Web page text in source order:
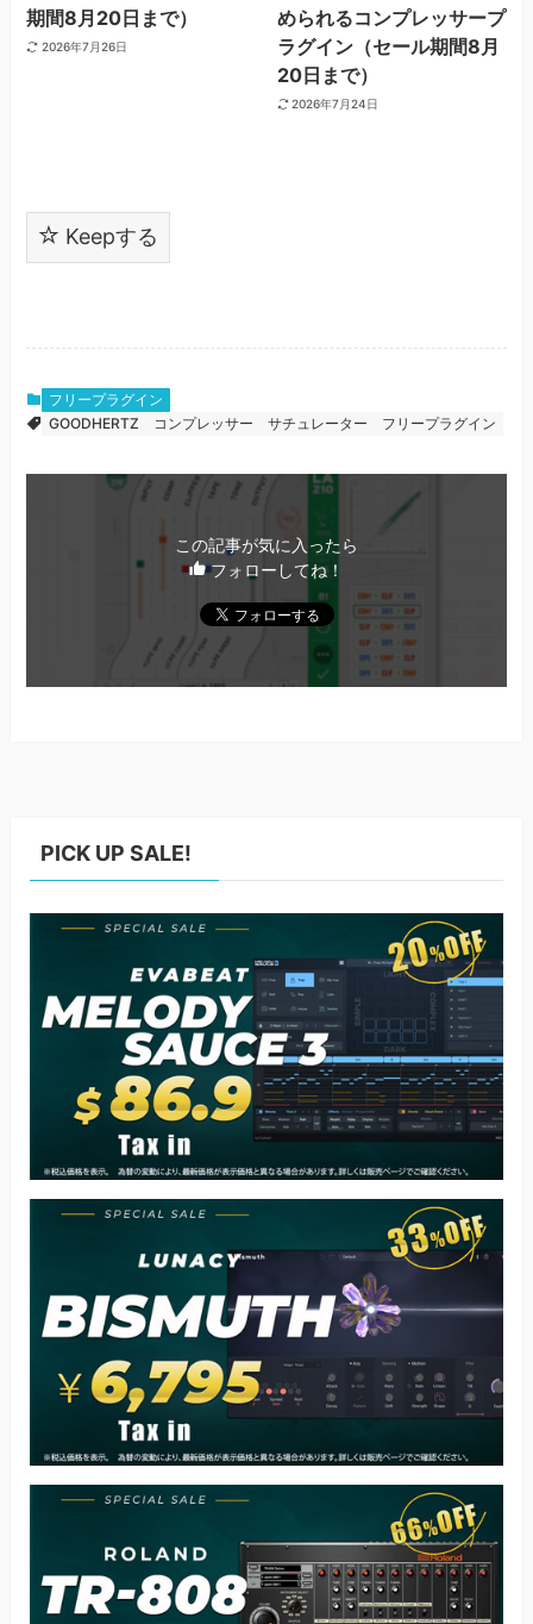
期間8月20日まで）
2026年7月26日
められるコンプレッサープ
ラグイン（セール期間8月
20日まで）
2026年7月24日
Keepする
フリープラグイン
GOODHERTZ
コンプレッサー サチュレーター フリープラグイン
この記事が気に入ったら
フォローしてね！
PICK UP SALE!